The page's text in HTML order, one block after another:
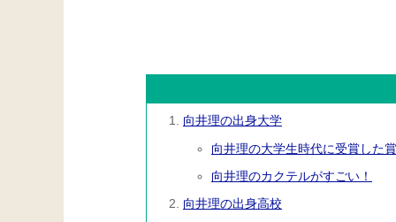
向井理の出身大学
向井理の大学生時代に受賞した
向井理のカクテルがすごい！
向井理の出身高校